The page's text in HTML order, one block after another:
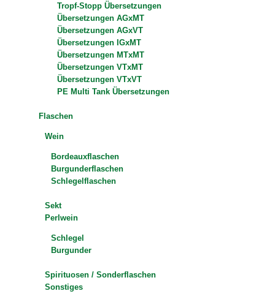
Tropf-Stopp Übersetzungen
Übersetzungen AGxMT
Übersetzungen AGxVT
Übersetzungen IGxMT
Übersetzungen MTxMT
Übersetzungen VTxMT
Übersetzungen VTxVT
PE Multi Tank Übersetzungen
Flaschen
Wein
Bordeauxflaschen
Burgunderflaschen
Schlegelflaschen
Sekt
Perlwein
Schlegel
Burgunder
Spirituosen / Sonderflaschen
Sonstiges